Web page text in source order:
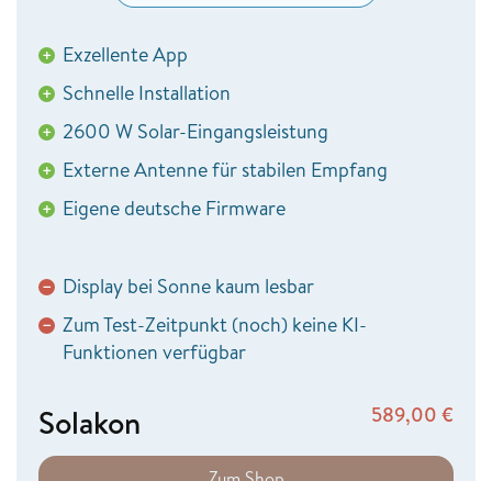
+ Exzellente App
+ Schnelle Installation
+ 2600 W Solar-Eingangsleistung
+ Externe Antenne für stabilen Empfang
+ Eigene deutsche Firmware
− Display bei Sonne kaum lesbar
− Zum Test-Zeitpunkt (noch) keine KI-
Funktionen verfügbar
Solakon 589,00 €